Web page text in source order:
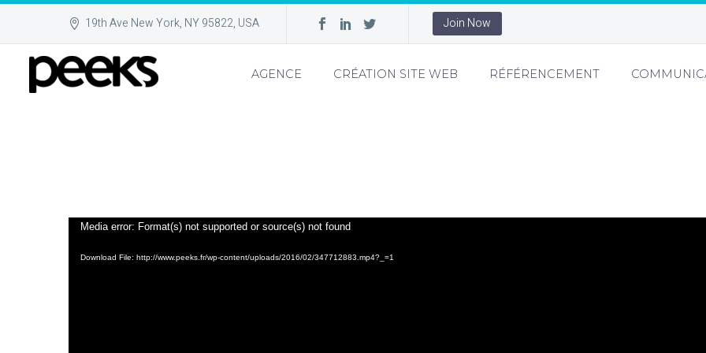
19th Ave New York, NY 95822, USA Join Now
AGENCE CRÉATION SITE WEB RÉFÉRENCEMENT
Lecteur
Media error: Format(s) not supported or source(s) not found
Download File: http://www.peeks.fr/wp-content/uploads/2016/02/347712883.mp4?_=1